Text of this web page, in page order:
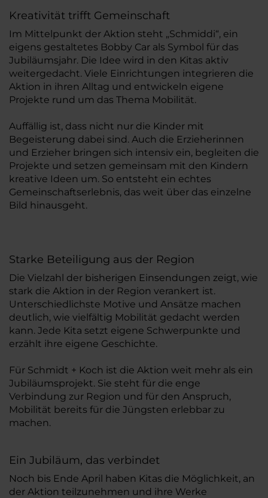
Kreativität trifft Gemeinschaft
Im Mittelpunkt der Aktion steht „Schmiddi“, ein
eigens gestaltetes Bobby Car als Symbol für das
Jubiläumsjahr. Die Idee wird in den Kitas aktiv
weitergedacht. Viele Einrichtungen integrieren die
Aktion in ihren Alltag und entwickeln eigene
Projekte rund um das Thema Mobilität.
Auffällig ist, dass nicht nur die Kinder mit
Begeisterung dabei sind. Auch die Erzieherinnen
und Erzieher bringen sich intensiv ein, begleiten die
Projekte und setzen gemeinsam mit den Kindern
kreative Ideen um. So entsteht ein echtes
Gemeinschaftserlebnis, das weit über das einzelne
Bild hinausgeht.
Starke Beteiligung aus der Region
Die Vielzahl der bisherigen Einsendungen zeigt, wie
stark die Aktion in der Region verankert ist.
Unterschiedlichste Motive und Ansätze machen
deutlich, wie vielfältig Mobilität gedacht werden
kann. Jede Kita setzt eigene Schwerpunkte und
erzählt ihre eigene Geschichte.
Für Schmidt + Koch ist die Aktion weit mehr als ein
Jubiläumsprojekt. Sie steht für die enge
Verbindung zur Region und für den Anspruch,
Mobilität bereits für die Jüngsten erlebbar zu
machen.
Ein Jubiläum, das verbindet
Noch bis Ende April haben Kitas die Möglichkeit, an
der Aktion teilzunehmen und ihre Werke